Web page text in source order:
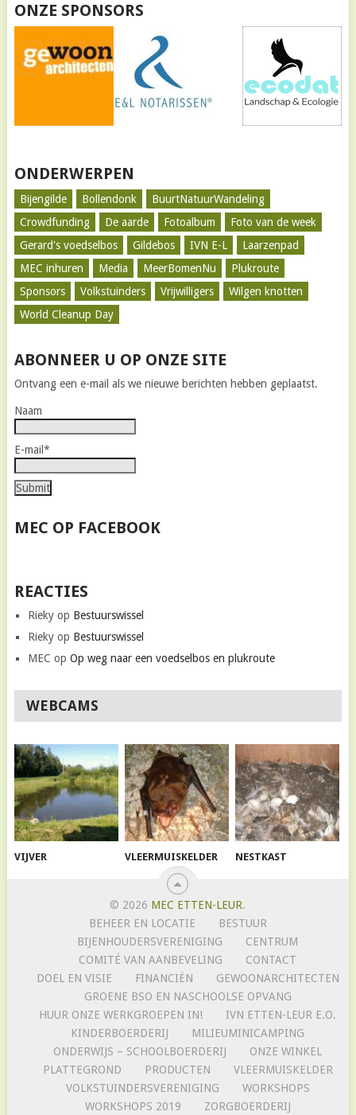
ONZE SPONSORS
ONDERWERPEN
Bijengilde Bollendonk
BuurtNatuurWandeling
Crowdfunding
De aarde Fotoalbum
Foto van de week
Gerard's voedselbos
Gildebos IVN E-L
Laarzenpad
MEC inhuren
Media MeerBomenNu
Plukroute
Sponsors
Volkstuinders Vrijwilligers
Wilgen knotten
World Cleanup Day
ABONNEER U OP ONZE SITE
Ontvang een e-mail als we nieuwe berichten hebben geplaatst.
Naam
E-mail*
MEC OP FACEBOOK
REACTIES
Riekyop Bestuurswissel
Riekyop Bestuurswissel
MEC op Op weg naar een voedselbos en plukroute
WEBCAMS
VIJVER VLEERMUISKELDER NESTKAST
© 2026 MEC ETTEN-LEUR.
BEHEER EN LOCATIE
BESTUUR
BIJENHOUDERSVERENIGING
CENTRUM
COMITÉ VAN AANBEVELING
CONTACT
DOEL EN VISIE
FINANCIËN
GEWOONARCHITECTEN
GROENE BSO EN NASCHOOLSE OPVANG
HUUR ONZE WERKGROEPEN IN!
IVN ETTEN-LEUR E.O.
KINDERBOERDERIJ
MILIEUMINICAMPING
ONDERWIJS – SCHOOLBOERDERIJ
ONZE WINKEL
PLATTEGROND
PRODUCTEN
VLEERMUISKELDER
VOLKSTUINDERSVERENIGING
WORKSHOPS
WORKSHOPS 2019
ZORGBOERDERIJ